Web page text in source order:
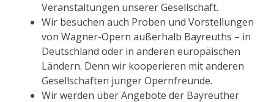
Veranstaltungen unserer Gesellschaft.
Wir besuchen auch Proben und Vorstellungen
von Wagner-Opern außerhalb Bayreuths – in
Deutschland oder in anderen europäischen
Ländern. Denn wir kooperieren mit anderen
Gesellschaften junger Opernfreunde.
Wir werden über Angebote der Bayreuther